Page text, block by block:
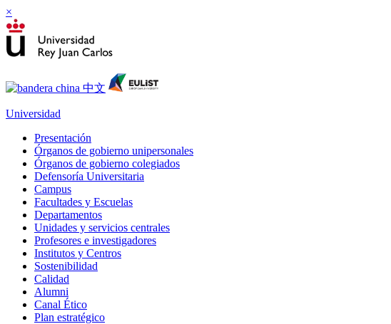
×
Universidad
Presentación
Órganos de gobierno unipersonales
Órganos de gobierno colegiados
Defensoría Universitaria
Campus
Facultades y Escuelas
Departamentos
Unidades y servicios centrales
Profesores e investigadores
Institutos y Centros
Sostenibilidad
Calidad
Alumni
Canal Ético
Plan estratégico